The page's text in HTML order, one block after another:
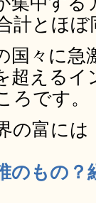
計とほぼ
国々に
超える
ろです。
の富に
のもの？